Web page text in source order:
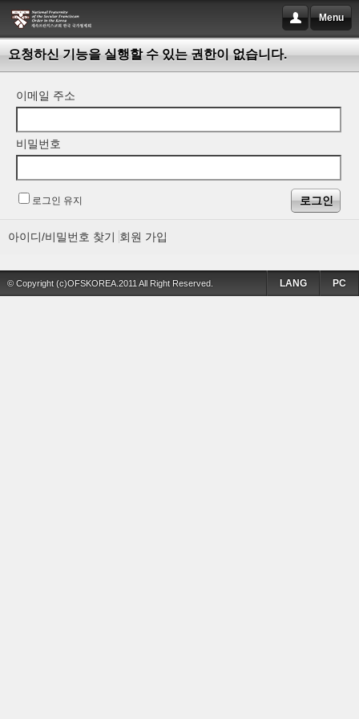
Menu
요청하신 기능을 실행할 수 있는 권한이 없습니다.
이메일 주소
비밀번호
로그인 유지
아이디/비밀번호 찾기 회원 가입
© Copyright (c)OFSKOREA.2011 All Right Reserved. PC
LANG